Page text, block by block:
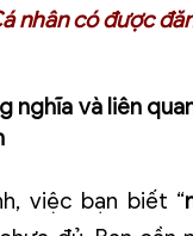
nhân có được
nghĩa và liên
việc bạn biết “